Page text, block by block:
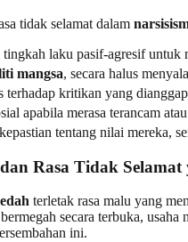
tidak selamat dalam
laku pasif-agresif untuk
mangsa, secara halus
terhadap kritikan yang
apabila merasa terancam
tentang nilai mereka,
Rasa Tidak
terletak rasa malu yang
secara terbuka,
ini.